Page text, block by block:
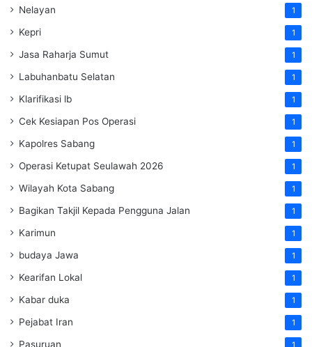
Nelayan 1
Kepri 1
Jasa Raharja Sumut 1
Labuhanbatu Selatan 1
Klarifikasi lb 1
Cek Kesiapan Pos Operasi 1
Kapolres Sabang 1
Operasi Ketupat Seulawah 2026 1
Wilayah Kota Sabang 1
Bagikan Takjil Kepada Pengguna Jalan 1
Karimun 1
budaya Jawa 1
Kearifan Lokal 1
Kabar duka 1
Pejabat Iran 1
Pasuruan 1